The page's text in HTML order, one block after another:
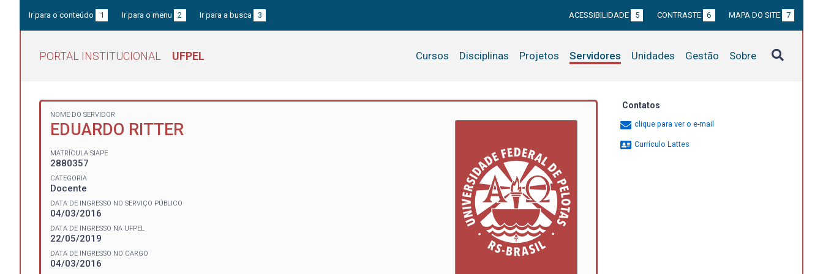
Ir para o conteúdo 1 Ir para o menu 2 Ir para a busca 3 ACESSIBILIDADE 5 CONTRASTE 6 MAPA DO SITE 7
PORTAL INSTITUCIONAL UFPEL Cursos Disciplinas Projetos Servidores Unidades Gestão Sobre
NOME DO SERVIDOR
EDUARDO RITTER
MATRÍCULA SIAPE
2880357
CATEGORIA
Docente
DATA DE INGRESSO NO SERVIÇO PÚBLICO
04/03/2016
DATA DE INGRESSO NA UFPEL
22/05/2019
DATA DE INGRESSO NO CARGO
04/03/2016
Contatos
clique para ver o e-mail
Currículo Lattes